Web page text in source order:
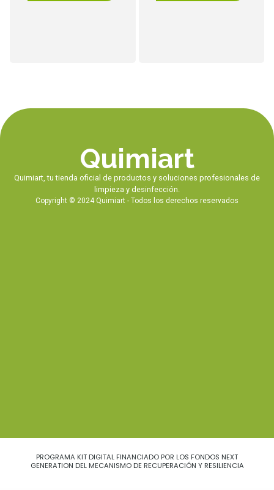
Quimiart
Quimiart, tu tienda oficial de productos y soluciones profesionales de
limpieza y desinfección.
Copyright © 2024 Quimiart - Todos los derechos reservados
PROGRAMA KIT DIGITAL FINANCIADO POR LOS FONDOS NEXT
GENERATION DEL MECANISMO DE RECUPERACIÓN Y RESILIENCIA